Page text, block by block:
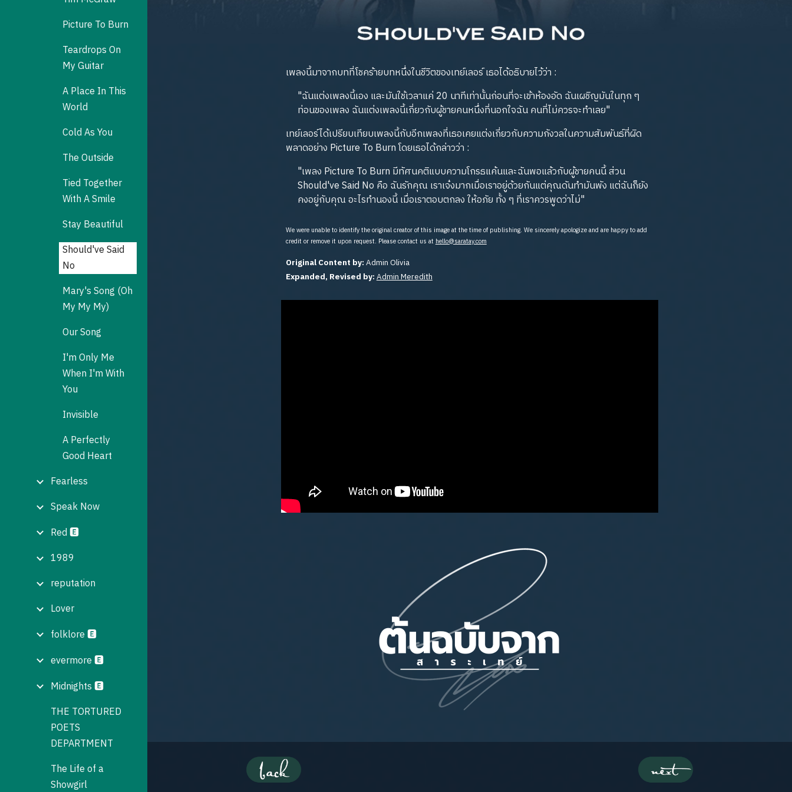
Picture To Burn
Teardrops On
My Guitar
A Place​ In​ This​
World
Cold As You
The Outside
Tied Together​
With A Smile
Stay Beautiful
Should've Said
No
Mary's Song (Oh
My My My)
Our Song
I'm Only Me
When I'm With
You
Invisible
A Perfectly
Good Heart
Fearless
Speak Now
Red 🅴
1989
reputation
Lover
folklore 🅴
evermore 🅴
Midnights 🅴
THE TORTURED
POETS
DEPARTMENT
The Life of a
Showgirl
เพลงนี้มาจากบทที่โชคร้ายบทหนึ่งในชีวิตของเทย์เลอร์ เธอได้อธิบายไว้ว่า :
"ฉันแต่งเพลงนี้เอง และมันใช้เวลาแค่ 20 นาทีเท่านั้นก่อนที่จะเข้าห้องอัด ฉันเผชิญมันในทุก ๆ
ท่อนของเพลง ฉันแต่งเพลงนี้เกี่ยวกับผู้ชายคนหนึ่งที่นอกใจฉัน คนที่ไม่ควรจะทำเลย"
เทย์เลอร์ได้เปรียบเทียบเพลงนี้กับอีกเพลงที่เธอเคยแต่งเกี่ยวกับความกังวลในความสัมพันธ์ที่ผิด
พลาดอย่าง Picture To Burn โดยเธอได้กล่าวว่า :
"เพลง Picture To Burn มีทัศนคติแบบความโกรธแค้นและฉันพอแล้วกับผู้ชายคนนี้ ส่วน
Should've Said No คือ ฉันรักคุณ เราเจ๋งมากเมื่อเราอยู่ด้วยกันแต่คุณดันทำมันพัง แต่ฉันก็ยัง
คงอยู่กับคุณ อะไรทำนองนี้ เมื่อเราตอบตกลง ให้อภัย ทั้ง ๆ ที่เราควรพูดว่าไม่"
We were unable to identify the original creator of this image at the time of publishing. We sincerely apologize and are happy to add
credit or remove it upon request. Please contact us athello@saratay.com
Original Content by:Admin Olivia
Expanded, Revised by:Admin Meredith